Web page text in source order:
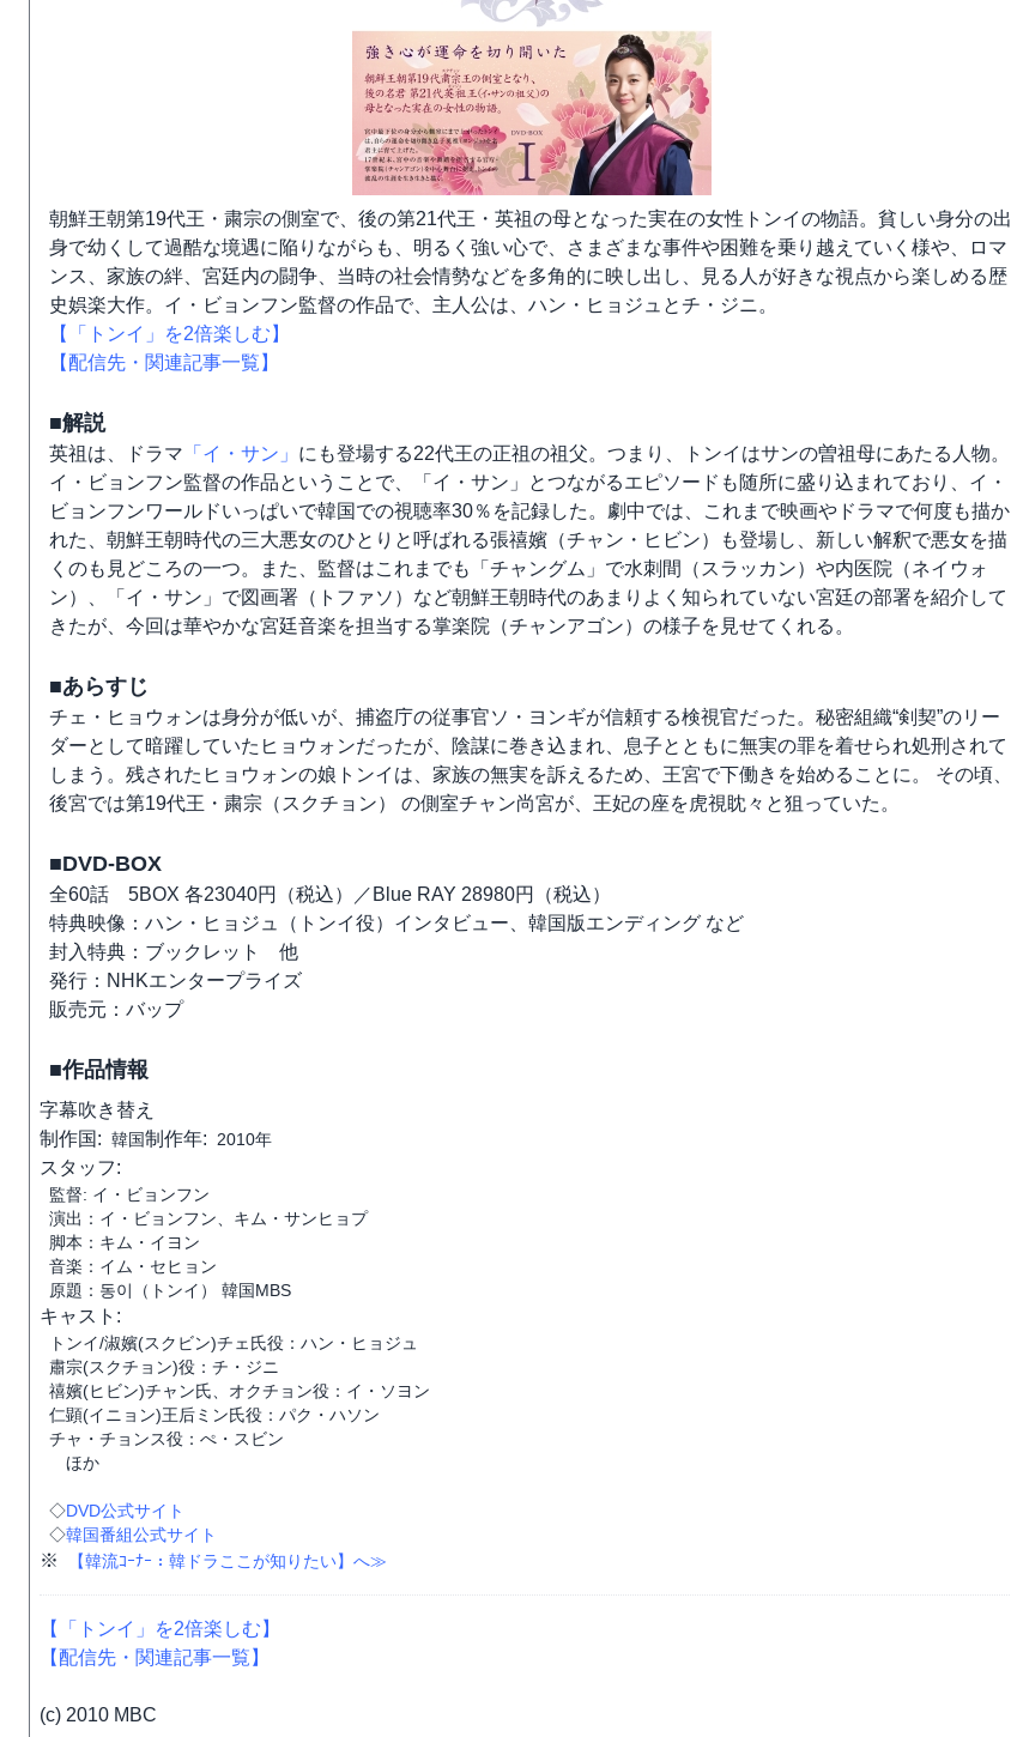
朝鮮王朝第19代王・粛宗の側室で、後の第21代王・英祖の母となった実在の女性トンイの物語。貧しい身分の出
身で幼くして過酷な境遇に陥りながらも、明るく強い心で、さまざまな事件や困難を乗り越えていく様や、ロマ
ンス、家族の絆、宮廷内の闘争、当時の社会情勢などを多角的に映し出し、見る人が好きな視点から楽しめる歴
史娯楽大作。イ・ビョンフン監督の作品で、主人公は、ハン・ヒョジュとチ・ジニ。
【「トンイ」を2倍楽しむ】
【配信先・関連記事一覧】
■解説
英祖は、ドラマ 「イ・サン」 にも登場する22代王の正祖の祖父。つまり、トンイはサンの曽祖母にあたる人物。
イ・ビョンフン監督の作品ということで、「イ・サン」とつながるエピソードも随所に盛り込まれており、イ・
ビョンフンワールドいっぱいで韓国での視聴率30％を記録した。劇中では、これまで映画やドラマで何度も描か
れた、朝鮮王朝時代の三大悪女のひとりと呼ばれる張禧嬪（チャン・ヒビン）も登場し、新しい解釈で悪女を描
くのも見どころの一つ。また、監督はこれまでも「チャングム」で水刺間（スラッカン）や内医院（ネイウォ
ン）、「イ・サン」で図画署（トファソ）など朝鮮王朝時代のあまりよく知られていない宮廷の部署を紹介して
きたが、今回は華やかな宮廷音楽を担当する掌楽院（チャンアゴン）の様子を見せてくれる。
■あらすじ
チェ・ヒョウォンは身分が低いが、捕盗庁の従事官ソ・ヨンギが信頼する検視官だった。秘密組織“剣契”のリー
ダーとして暗躍していたヒョウォンだったが、陰謀に巻き込まれ、息子とともに無実の罪を着せられ処刑されて
しまう。残されたヒョウォンの娘トンイは、家族の無実を訴えるため、王宮で下働きを始めることに。 その頃、
後宮では第19代王・粛宗（スクチョン） の側室チャン尚宮が、王妃の座を虎視眈々と狙っていた。
■DVD-BOX
全60話 5BOX 各23040円（税込）／Blue RAY 28980円（税込）
特典映像：ハン・ヒョジュ（トンイ役）インタビュー、韓国版エンディング など
封入特典：ブックレット 他
発行：NHKエンタープライズ
販売元：バップ
■作品情報
字幕吹き替え
制作国: 韓国制作年: 2010年
スタッフ:
監督: イ・ビョンフン
演出：イ・ビョンフン、キム・サンヒョプ
脚本：キム・イヨン
音楽：イム・セヒョン
原題：동이（トンイ） 韓国MBS
キャスト:
トンイ/淑嬪(スクビン)チェ氏役：ハン・ヒョジュ
肅宗(スクチョン)役：チ・ジニ
禧嬪(ヒビン)チャン氏、オクチョン役：イ・ソヨン
仁顕(イニョン)王后ミン氏役：パク・ハソン
チャ・チョンス役：ぺ・スビン
ほか
◇DVD公式サイト
◇韓国番組公式サイト
※ 【韓流ｺｰﾅｰ：韓ドラここが知りたい】へ≫
【「トンイ」を2倍楽しむ】
【配信先・関連記事一覧】
(c) 2010 MBC